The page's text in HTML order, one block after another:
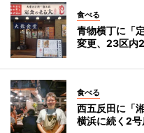
食べる
青物横丁に「
変更、23区内
食べる
西五反田に「
横浜に続く2号